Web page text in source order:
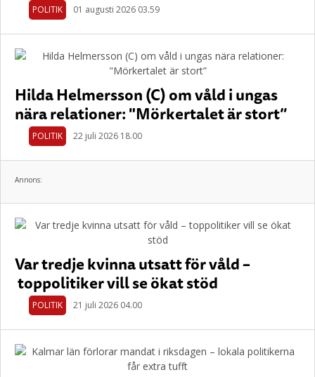
POLITIK 01 augusti 2026 03.59
Hilda Helmersson (C) om våld i ungas
nära relationer: "Mörkertalet är stort”
POLITIK 22 juli 2026 18.00
Annons:
Var tredje kvinna utsatt för våld –
toppolitiker vill se ökat stöd
POLITIK 21 juli 2026 04.00